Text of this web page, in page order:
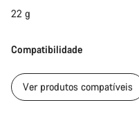
22 g
Compatibilidade
Ver produtos compatíveis